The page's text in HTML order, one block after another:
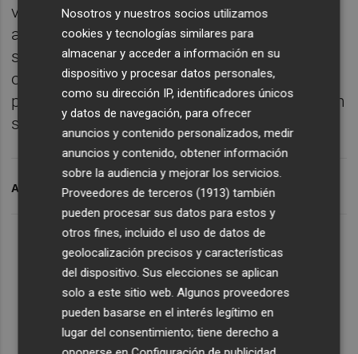
vinculados con el control ético de la AVAF,
así como de otras cuestiones como el
salario anual de Beut o la eliminación de la
obligación del personal de la agencia de
presentar declaraciones de bienes o también
son requeridas.
ARCHIVADO EN AGE ARDO PSPV-PSOE
Nosotros y nuestros socios utilizamos
cookies y tecnologías similares para
almacenar y acceder a información en su
dispositivo y procesar datos personales,
como su dirección IP, identificadores únicos
y datos de navegación, para ofrecer
anuncios y contenido personalizados, medir
anuncios y contenido, obtener información
sobre la audiencia y mejorar los servicios.
Proveedores de terceros (1913) también
pueden procesar sus datos para estos y
otros fines, incluido el uso de datos de
geolocalización precisos y características
del dispositivo. Sus elecciones se aplican
solo a este sitio web. Algunos proveedores
pueden basarse en el interés legítimo en
lugar del consentimiento; tiene derecho a